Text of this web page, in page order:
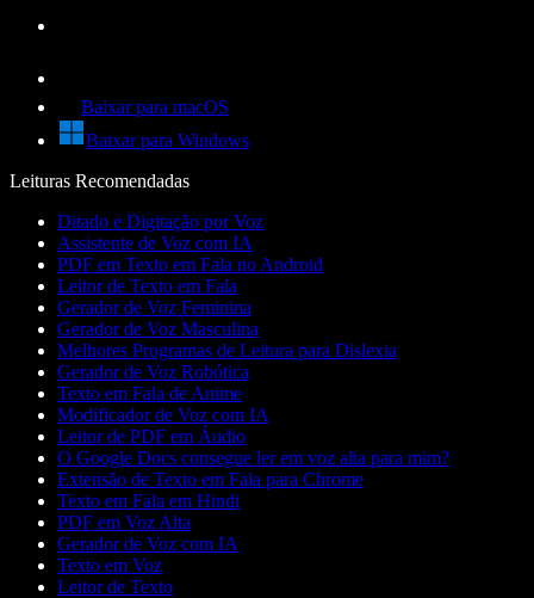
Baixar para macOS
Baixar para Windows
Leituras Recomendadas
Ditado e Digitação por Voz
Assistente de Voz com IA
PDF em Texto em Fala no Android
Leitor de Texto em Fala
Gerador de Voz Feminina
Gerador de Voz Masculina
Melhores Programas de Leitura para Dislexia
Gerador de Voz Robótica
Texto em Fala de Anime
Modificador de Voz com IA
Leitor de PDF em Áudio
O Google Docs consegue ler em voz alta para mim?
Extensão de Texto em Fala para Chrome
Texto em Fala em Hindi
PDF em Voz Alta
Gerador de Voz com IA
Texto em Voz
Leitor de Texto